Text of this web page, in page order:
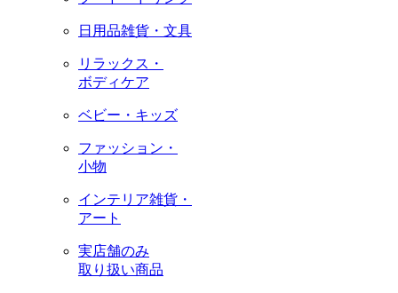
日用品雑貨・文具
リラックス・
ボディケア
ベビー・キッズ
ファッション・
小物
インテリア雑貨・
アート
実店舗のみ
取り扱い商品